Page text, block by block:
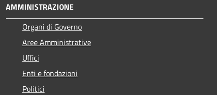
AMMINISTRAZIONE
Organi di Governo
Aree Amministrative
Uffici
Enti e fondazioni
Politici